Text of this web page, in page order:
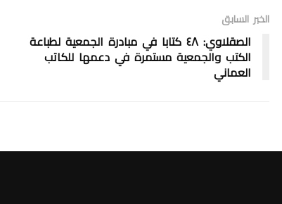
الخبر السابق
الصقلاوي: ٤٨ كتابا في مبادرة الجمعية لطباعة
الكتب والجمعية مستمرة في دعمها للكاتب
العماني